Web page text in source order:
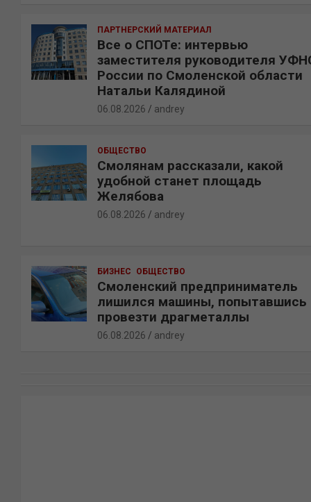
ПАРТНЕРСКИЙ МАТЕРИАЛ
Все о СПОТе: интервью
заместителя руководителя
России по Смоленской области
Натальи Калядиной
06.08.2026 andrey
ОБЩЕСТВО
Смолянам рассказали, какой
удобной станет площадь
Желябова
06.08.2026 andrey
БИЗНЕС ОБЩЕСТВО
Смоленский предприниматель
лишился машины, попытавшись
провезти драгметаллы
06.08.2026 andrey